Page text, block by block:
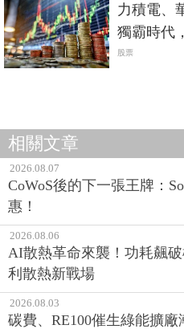
力積電、
獨霸時代
廠搶先機
股票
相關文章
2026.08.07
CoWoS後的下一張王牌：
惠！
2026.08.06
AI散熱革命來襲！功耗飆
利散熱新戰場
2026.08.03
碳費、RE100催生綠能擴